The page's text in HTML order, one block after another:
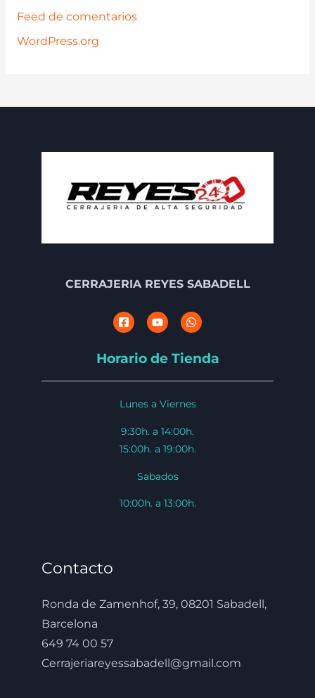
Feed de comentarios
WordPress.org
CERRAJERIA REYES SABADELL
Horario de Tienda
Lunes a Viernes
9:30h. a 14:00h.
15:00h. a 19:00h.
Sabados
10:00h. a 13:00h.
Contacto
Ronda de Zamenhof, 39, 08201 Sabadell,
Barcelona
649 74 00 57
Cerrajeriareyessabadell@gmail.com